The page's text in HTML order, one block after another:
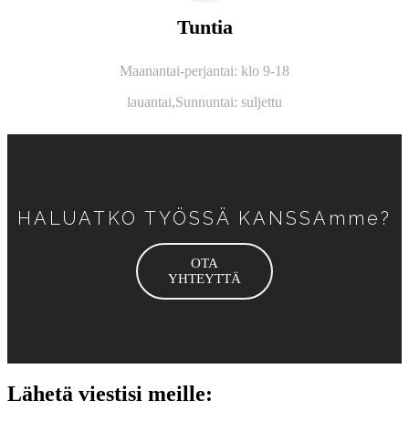
Tuntia
Maanantai-perjantai: klo 9-18
lauantai,Sunnuntai: suljettu
HALUATKO TYÖSSÄ KANSSAmme?
OTA
YHTEYTTÄ
Lähetä viestisi meille: